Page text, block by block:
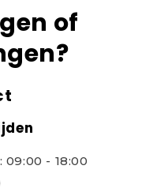
of
- 18:00